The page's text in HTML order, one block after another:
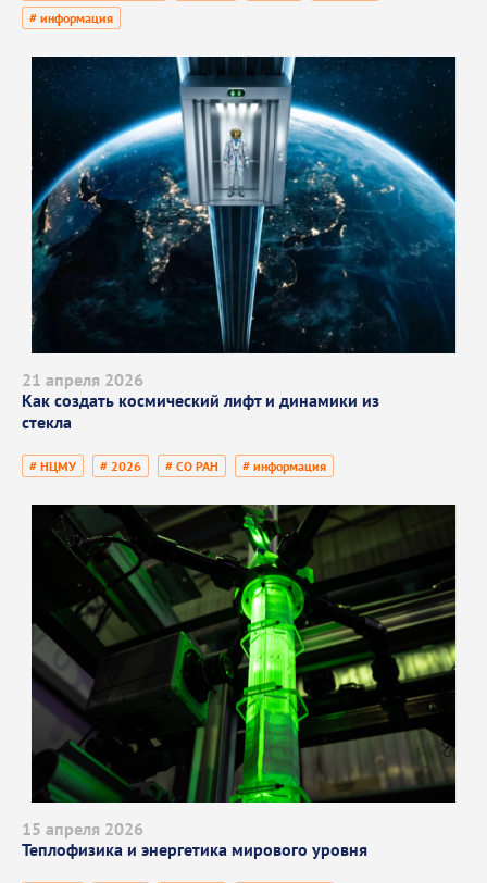
# информация
21 апреля 2026
Как создать космический лифт и динамики из
стекла
# НЦМУ # 2026 # СО РАН # информация
15 апреля 2026
Теплофизика и энергетика мирового уровня